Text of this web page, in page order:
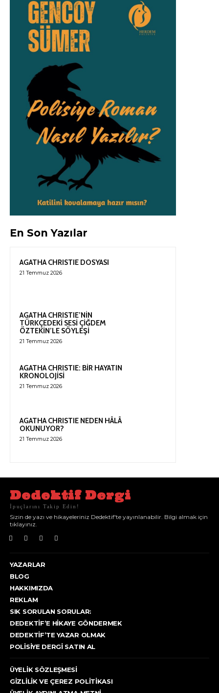
En Son Yazılar
AGATHA CHRISTIE DOSYASI
21 Temmuz 2026
AGATHA CHRISTIE’NİN
TÜRKÇEDEKİ SESİ ÇİĞDEM
ÖZTEKİN’LE SÖYLEŞİ
21 Temmuz 2026
AGATHA CHRISTIE: BİR HAYATIN
KRONOLOJİSİ
21 Temmuz 2026
AGATHA CHRISTIE NEDEN HÂLÂ
OKUNUYOR?
21 Temmuz 2026
Dedektif Dergi
İpuçlarını Takip Edin!
Sizin de yazı ve hikayeleriniz Dedektif'te yayınlanabilir. Bilgi almak için
tıklayınız.
YAZARLAR
BLOG
HAKKIMIZDA
REKLAM
SIK SORULAN SORULAR:
DEDEKTIF’E HIKAYE GÖNDERMEK
DEDEKTIF’TE YAZAR OLMAK
POLISIYE DERGI SATIN AL
ÜYELIK SÖZLEŞMESI
GIZLILIK VE ÇEREZ POLITIKASI